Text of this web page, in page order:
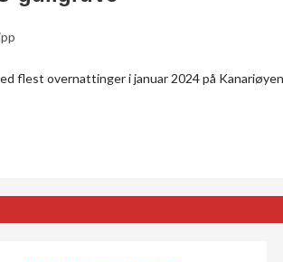
flest overnattinger i januar 2024 på